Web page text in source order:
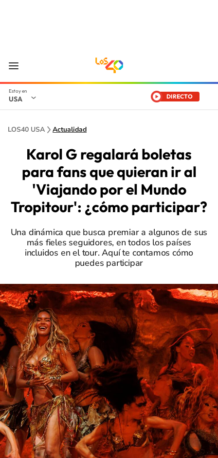
USA DIRECTO
LOS40 USA Actualidad
Karol G regalará boletas
para fans que quieran ir al
'Viajando por el Mundo
Tropitour': ¿cómo participar?
Una dinámica que busca premiar a algunos de sus
más fieles seguidores, en todos los países
incluidos en el tour. Aquí te contamos cómo
puedes participar